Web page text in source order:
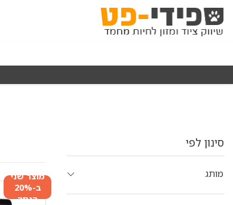
סינון לפי
מותג
מוצר שני
ב-20%
הנחה